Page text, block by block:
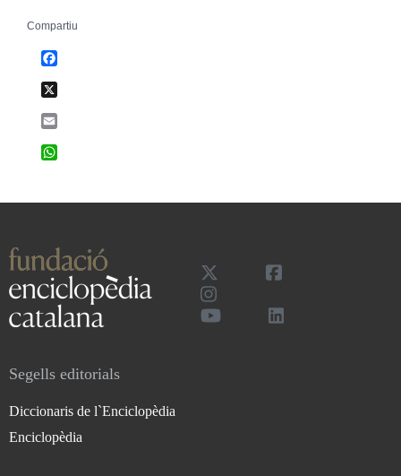
Compartiu
Segells editorials
Diccionaris de l`Enciclopèdia
Enciclopèdia